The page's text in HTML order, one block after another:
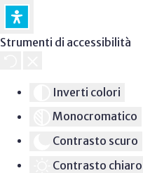
Strumenti di accessibilità
Inverti colori
Monocromatico
Contrasto scuro
Contrasto chiaro